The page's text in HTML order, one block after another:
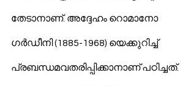
തേടാനാണ്. അദ്ദേഹം റൊമാനോ
ഗര്‍ഡീനി (1885-1968) യെക്കുറിച്ച്
പ്രബന്ധമവതരിപ്പിക്കാനാണ് പഠിച്ചത്.